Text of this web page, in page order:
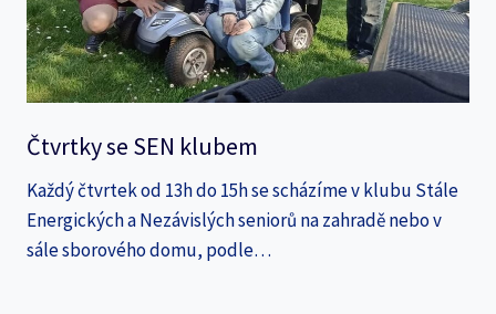
Čtvrtky se SEN klubem
Každý čtvrtek od 13h do 15h se scházíme v klubu Stále
Energických a Nezávislých seniorů na zahradě nebo v
sále sborového domu, podle…